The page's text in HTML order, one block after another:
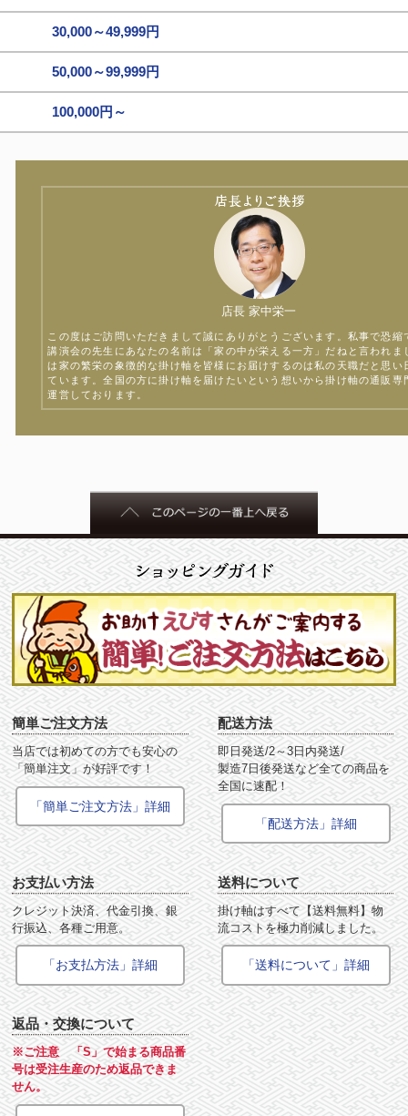
30,000～49,999円
50,000～99,999円
100,000円～
店長 家中栄一
この度はご訪問いただきまして誠にありがとうございます。私事で恐縮
講演会の先生にあなたの名前は「家の中が栄える一方」だねと言われま
は家の繁栄の象徴的な掛け軸を皆様にお届けするのは私の天職だと思い
ています。全国の方に掛け軸を届けたいという想いから掛け軸の通販専
運営しております。
簡単ご注文方法
当店では初めての方でも安心の
「簡単注文」が好評です！
「簡単ご注文方法」詳細
配送方法
即日発送/2～3日内発送/
製造7日後発送など全ての商品を
全国に速配！
「配送方法」詳細
お支払い方法
クレジット決済、代金引換、銀
行振込、各種ご用意。
「お支払方法」詳細
送料について
掛け軸はすべて【送料無料】物
流コストを極力削減しました。
「送料について」詳細
返品・交換について
※ご注意 「S」で始まる商品番
号は受注生産のため返品できま
せん。